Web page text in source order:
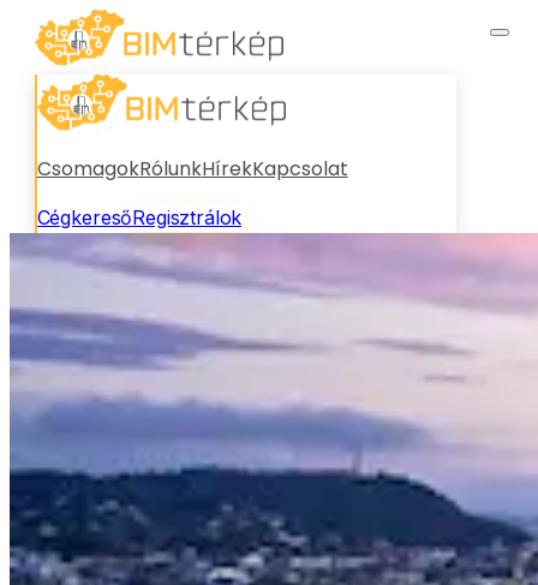
CsomagokRólunkHírekKapcsolat
CégkeresőRegisztrálok